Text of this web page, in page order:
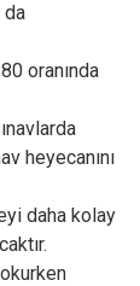
da
oranında
heyecanını
daha kolay